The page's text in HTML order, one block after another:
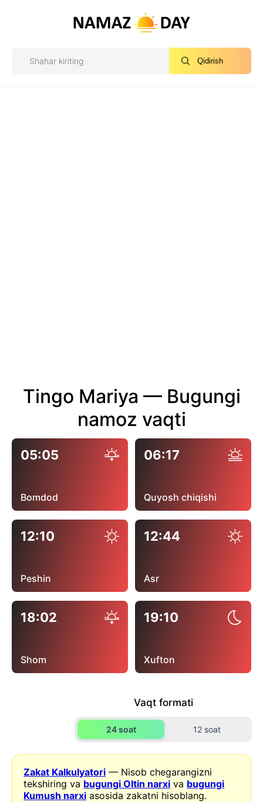
Qidirish
Tingo Mariya — Bugungi
namoz vaqti
05:05
Bomdod
06:17
Quyosh chiqishi
12:10
Peshin
12:44
Asr
18:02
Shom
19:10
Xufton
Vaqt formati
24 soat 12 soat
Zakat Kalkulyatori — Nisob chegarangizni
tekshiring va bugungi Oltin narxi va bugungi
Kumush narxi asosida zakatni hisoblang.